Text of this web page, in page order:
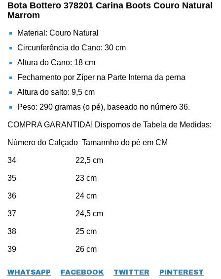
Bota Bottero 378201 Carina Boots Couro Natural
Marrom
Material: Couro Natural
Circunferência do Cano: 30 cm
Altura do Cano: 18 cm
Fechamento por Zíper na Parte Interna da perna
Altura do salto: 9,5 cm
Peso: 290 gramas (o pé), baseado no número 36.
COMPRA GARANTIDA! Dispomos de Tabela de Medidas:
Número do Calçado Tamannho do pé em CM
34 22,5 cm
35 23 cm
36 24 cm
37 24,5 cm
38 25 cm
39 26 cm
WHATSAPP FACEBOOK TWITTER PINTEREST